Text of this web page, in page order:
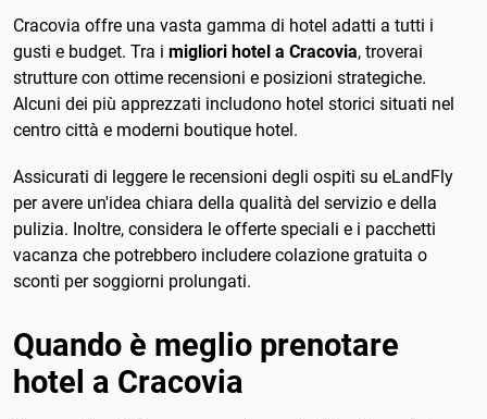
Cracovia offre una vasta gamma di hotel adatti a tutti i
gusti e budget. Tra i migliori hotel a Cracovia, troverai
strutture con ottime recensioni e posizioni strategiche.
Alcuni dei più apprezzati includono hotel storici situati nel
centro città e moderni boutique hotel.
Assicurati di leggere le recensioni degli ospiti su eLandFly
per avere un'idea chiara della qualità del servizio e della
pulizia. Inoltre, considera le offerte speciali e i pacchetti
vacanza che potrebbero includere colazione gratuita o
sconti per soggiorni prolungati.
Quando è meglio prenotare
hotel a Cracovia